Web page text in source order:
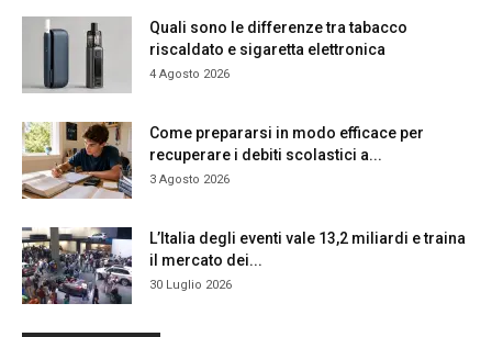
Quali sono le differenze tra tabacco
riscaldato e sigaretta elettronica
4 Agosto 2026
Come prepararsi in modo efficace per
recuperare i debiti scolastici a...
3 Agosto 2026
L’Italia degli eventi vale 13,2 miliardi e traina
il mercato dei...
30 Luglio 2026